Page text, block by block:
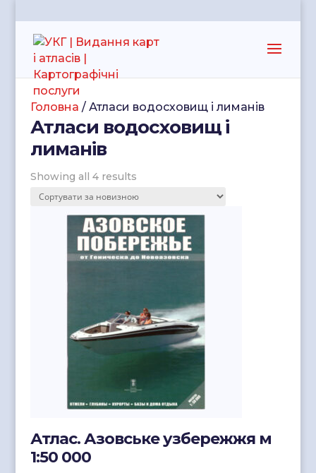
Головна / Атласи водосховищ і лиманів
Атласи водосховищ і
лиманів
Showing all 4 results
Атлас. Азовське узбережжя м
1:50 000